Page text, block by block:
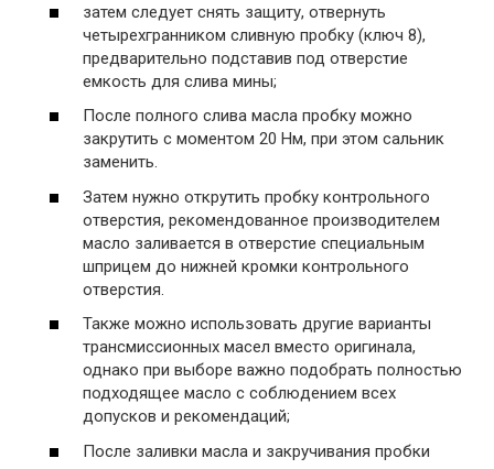
затем следует снять защиту, отвернуть
четырехгранником сливную пробку (ключ 8),
предварительно подставив под отверстие
емкость для слива мины;
После полного слива масла пробку можно
закрутить с моментом 20 Нм, при этом сальник
заменить.
Затем нужно открутить пробку контрольного
отверстия, рекомендованное производителем
масло заливается в отверстие специальным
шприцем до нижней кромки контрольного
отверстия.
Также можно использовать другие варианты
трансмиссионных масел вместо оригинала,
однако при выборе важно подобрать полностью
подходящее масло с соблюдением всех
допусков и рекомендаций;
После заливки масла и закручивания пробки